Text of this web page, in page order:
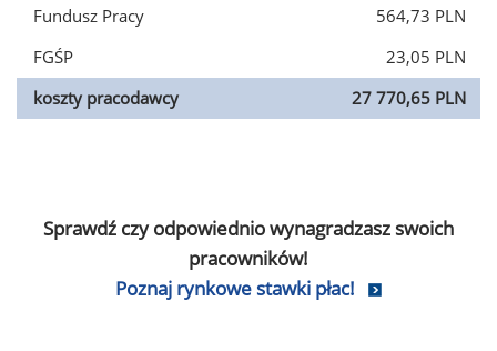
Fundusz Pracy
564,73 PLN
FGŚP
23,05 PLN
koszty pracodawcy
27 770,65 PLN
Sprawdź czy odpowiednio wynagradzasz swoich
pracowników!
Poznaj rynkowe stawki płac!